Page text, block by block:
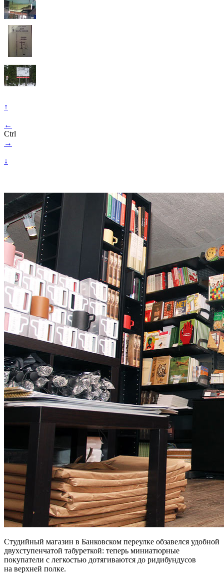
↑
←
Ctrl
→
↓
Студийный магазин в Банковском переулке обзавелся удобной
двухступенчатой табуреткой: теперь миниатюрные
покупатели с легкостью дотягиваются до ридибундусов
на верхней полке.